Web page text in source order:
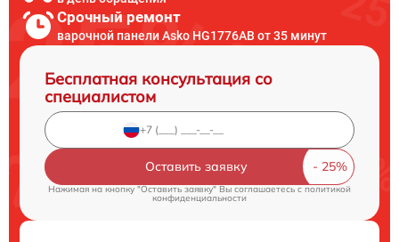
Срочный ремонт
варочной панели Asko HG1776AB от 35 минут
Бесплатная консультация со
специалистом
Оставить заявку
Нажимая на кнопку "Оставить заявку" Вы соглашаетесь cполитикой
конфиденциальности